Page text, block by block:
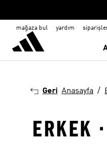
mağaza bul yardım
Geri Anasayfa
ERKEK